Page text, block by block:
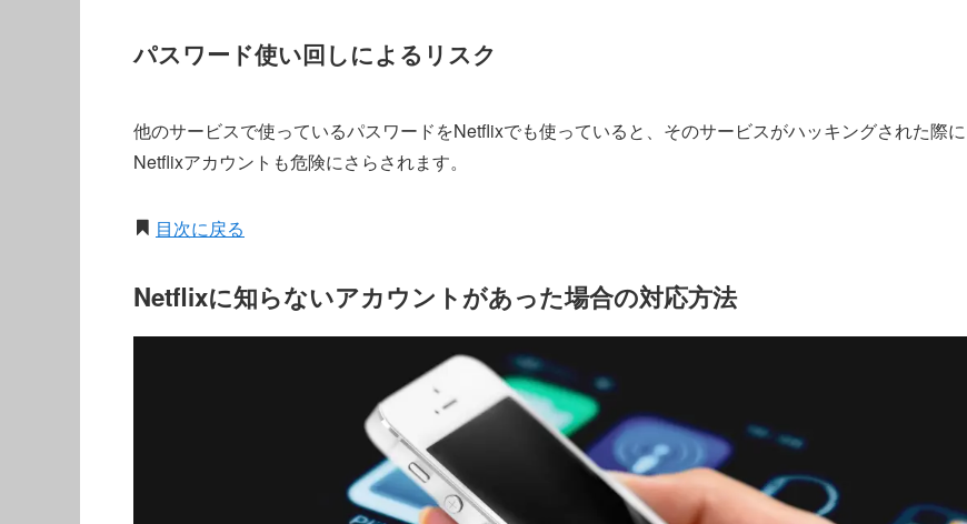
パスワード使い回しによるリスク
他のサービスで使っているパスワードをNetflixでも使っていると、そのサービスがハッキングされた際に
Netflixアカウントも危険にさらされます。
目次に戻る
Netflixに知らないアカウントがあった場合の対応方法